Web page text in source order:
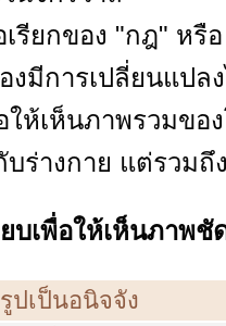
เรียกของ "กฎ" หรื
งมีการเปลี่ยนแปล
ให้เห็นภาพรวมขอ
ร่างกาย แต่รวม
บเพื่อให้เห็นภาพชั
รูปเป็นอนิจจัง